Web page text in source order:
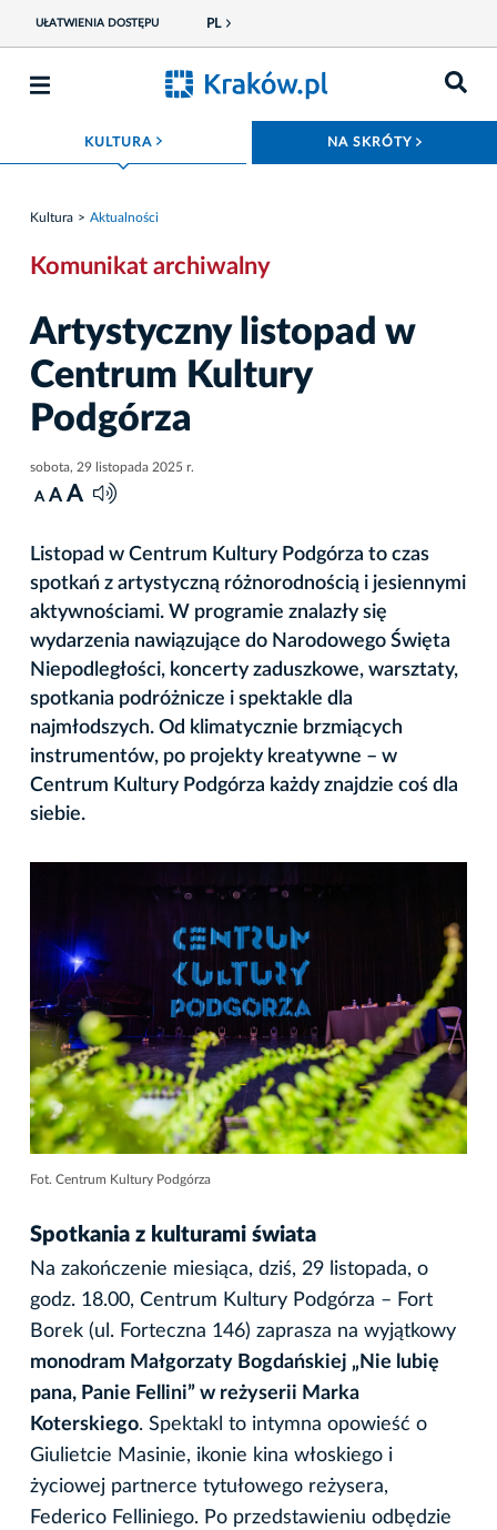
UŁATWIENIA DOSTĘPU PL
KULTURA ROZWIŃ MENU NA SKRÓTY
Kultura Aktualności
Komunikat archiwalny
Artystyczny listopad w
Centrum Kultury
Podgórza
sobota, 29 listopada 2025 r.
A A A
Listopad w Centrum Kultury Podgórza to czas
spotkań z artystyczną różnorodnością i jesiennymi
aktywnościami. W programie znalazły się
wydarzenia nawiązujące do Narodowego Święta
Niepodległości, koncerty zaduszkowe, warsztaty,
spotkania podróżnicze i spektakle dla
najmłodszych. Od klimatycznie brzmiących
instrumentów, po projekty kreatywne – w
Centrum Kultury Podgórza każdy znajdzie coś dla
siebie.
Fot. Centrum Kultury Podgórza
Spotkania z kulturami świata
Na zakończenie miesiąca, dziś, 29 listopada, o
godz. 18.00, Centrum Kultury Podgórza – Fort
Borek (ul. Forteczna 146) zaprasza na wyjątkowy
monodram Małgorzaty Bogdańskiej „Nie lubię
pana, Panie Fellini” w reżyserii Marka
Koterskiego. Spektakl to intymna opowieść o
Giulietcie Masinie, ikonie kina włoskiego i
życiowej partnerce tytułowego reżysera,
Federico Felliniego. Po przedstawieniu odbędzie